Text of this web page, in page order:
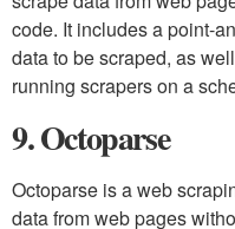
code. It includes a point-
data to be scraped, as
running scrapers on a
9. Octoparse
Octoparse is a web
data from web pages